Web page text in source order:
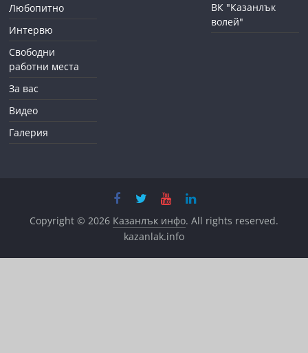
Любопитно
Интервю
Свободни
работни места
За вас
Видео
Галерия
ВК "Казанлък
волей"
Copyright © 2026 Казанлък инфо. All rights reserved.
kazanlak.info